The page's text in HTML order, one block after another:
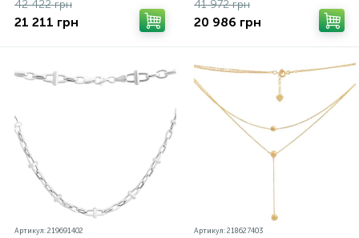
42 422 грн
21 211 грн
41 972 грн
20 986 грн
Артикул: 219691402 Артикул: 218627403